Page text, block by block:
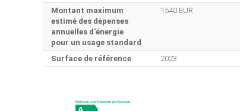
Montant maximum
estimé des dépenses
annuelles d'énergie
pour un usage standard
1540 EUR
Surface de référence 2023